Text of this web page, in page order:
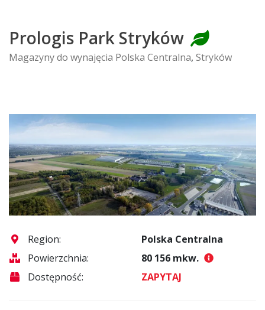
Prologis Park Stryków
Magazyny do wynajęcia Polska Centralna, Stryków
Region:
Polska Centralna
Powierzchnia:
80 156 mkw.
Dostępność:
ZAPYTAJ